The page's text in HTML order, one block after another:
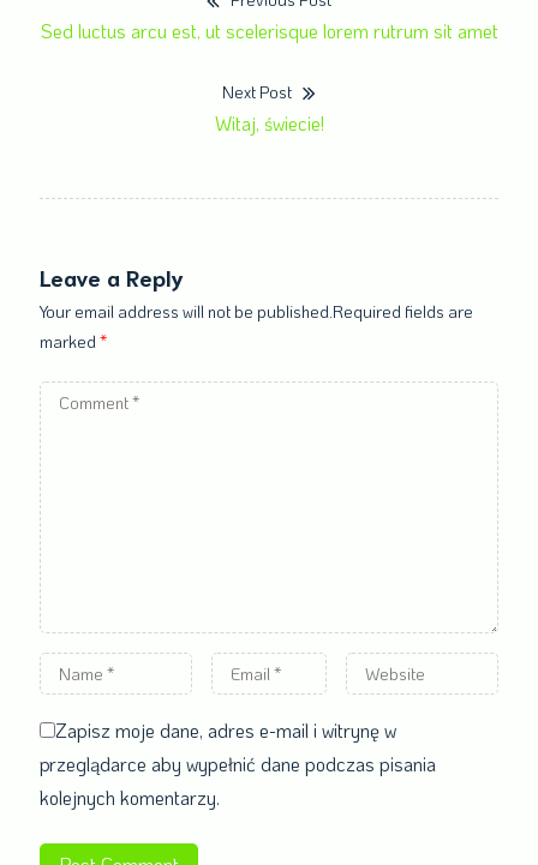
Nawigacja
Previous
Sed luctus arcu est, ut scelerisque lorem rutrum sit amet
Next Post
Next
Witaj, świecie!
Leave a Reply
Your email address will not be published.Required fields are
marked*
Comment
*
Name
*
Email
*
Website
Zapisz moje dane, adres e-mail i witrynę w
przeglądarce aby wypełnić dane podczas pisania
kolejnych komentarzy.